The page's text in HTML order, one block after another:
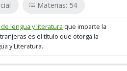
Materias: 54
lengua y literatura que imparte la
es el título que otorga la
y Literatura.